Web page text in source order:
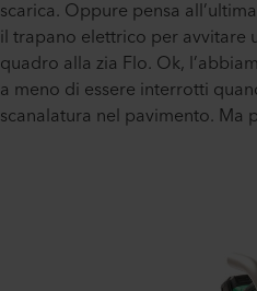
scarica. Oppure pensa
il trapano elettrico per avvitare
quadro alla zia Flo. Ok,
a meno di essere interrotti
scanalatura nel pavimento. Ma